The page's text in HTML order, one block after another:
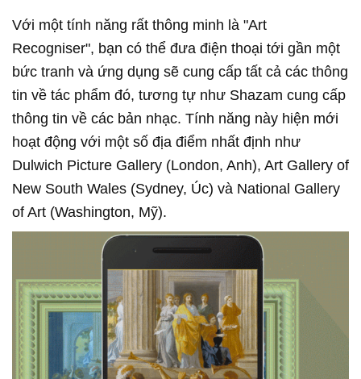
Với một tính năng rất thông minh là "Art
Recogniser", bạn có thể đưa điện thoại tới gần một
bức tranh và ứng dụng sẽ cung cấp tất cả các thông
tin về tác phẩm đó, tương tự như Shazam cung cấp
thông tin về các bản nhạc. Tính năng này hiện mới
hoạt động với một số địa điểm nhất định như
Dulwich Picture Gallery (London, Anh), Art Gallery of
New South Wales (Sydney, Úc) và National Gallery
of Art (Washington, Mỹ).